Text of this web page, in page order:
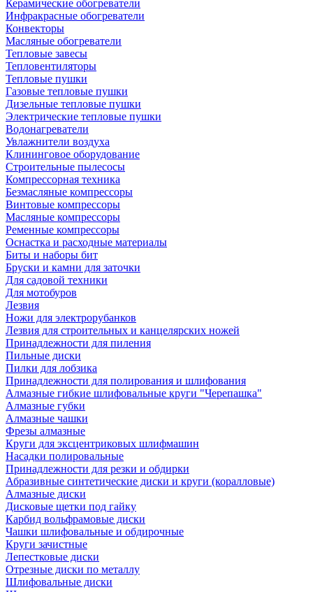
Керамические обогреватели
Инфракрасные обогреватели
Конвекторы
Масляные обогреватели
Тепловые завесы
Тепловентиляторы
Тепловые пушки
Газовые тепловые пушки
Дизельные тепловые пушки
Электрические тепловые пушки
Водонагреватели
Увлажнители воздуха
Клининговое оборудование
Строительные пылесосы
Компрессорная техника
Безмасляные компрессоры
Винтовые компрессоры
Масляные компрессоры
Ременные компрессоры
Оснастка и расходные материалы
Биты и наборы бит
Бруски и камни для заточки
Для садовой техники
Для мотобуров
Лезвия
Ножи для электрорубанков
Лезвия для строительных и канцелярских ножей
Принадлежности для пиления
Пильные диски
Пилки для лобзика
Принадлежности для полирования и шлифования
Алмазные гибкие шлифовальные круги "Черепашка"
Алмазные губки
Алмазные чашки
Фрезы алмазные
Круги для эксцентриковых шлифмашин
Насадки полировальные
Принадлежности для резки и обдирки
Абразивные синтетические диски и круги (коралловые)
Алмазные диски
Дисковые щетки под гайку
Карбид вольфрамовые диски
Чашки шлифовальные и обдирочные
Круги зачистные
Лепестковые диски
Отрезные диски по металлу
Шлифовальные диски